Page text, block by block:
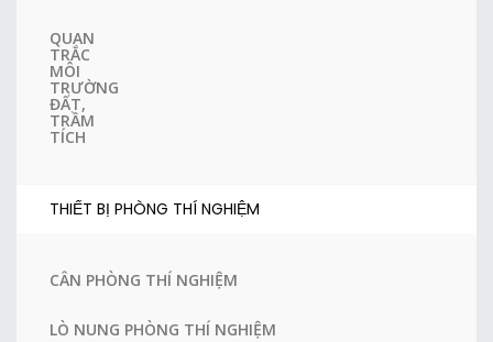
QUAN
TRẮC
MÔI
TRƯỜNG
ĐẤT,
TRẦM
TÍCH
THIẾT BỊ PHÒNG THÍ NGHIỆM
CÂN PHÒNG THÍ NGHIỆM
LÒ NUNG PHÒNG THÍ NGHIỆM